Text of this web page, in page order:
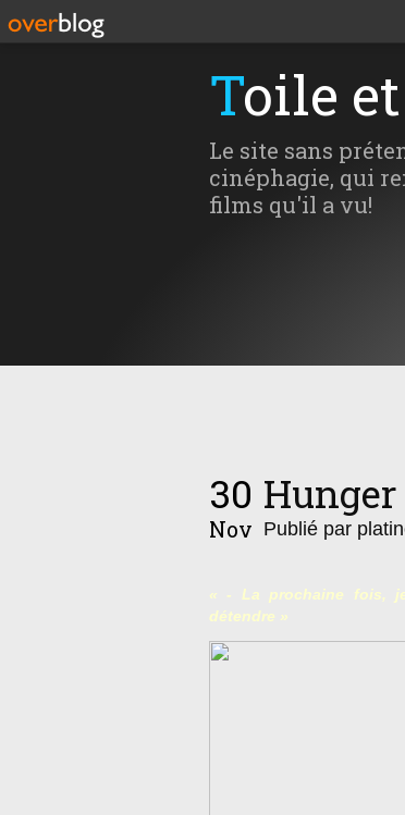
Toile
Le site sans
cinéphagie, qui
films qu'il a vu!
30
Nov
Hunger
Publié par
« - La prochaine fois,
détendre »